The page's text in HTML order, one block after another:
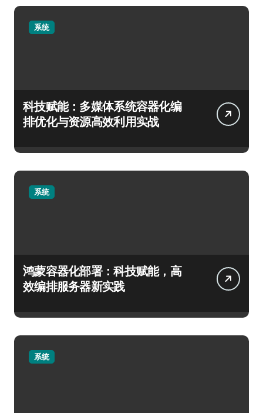
系统
科技赋能：多媒体系统容器化编
排优化与资源高效利用实战
系统
鸿蒙容器化部署：科技赋能，高
效编排服务器新实践
系统